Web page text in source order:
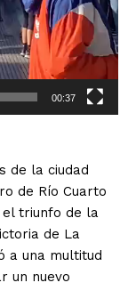
00:37
de la ciudad
de Río Cuarto
triunfo de la
de La
a una multitud
un nuevo